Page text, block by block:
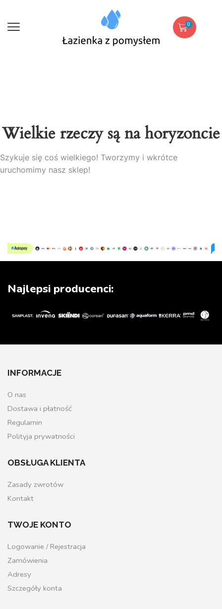
0
Wielkie rzeczy są na horyzoncie
Szykuje się coś wielkiego! Tworzymy i wkrótce
uruchomimy nasz sklep!
Najlepsi producenci:
INFORMACJE
O nas
Dostawa i płatność
Regulamin
Polityja prywatności
OBSŁUGA KLIENTA
Zasady zwrotów
Kontakt
TWOJE KONTO
Logowanie / Rejestracja
Zamówienia
Adresy
Szczegóły konta